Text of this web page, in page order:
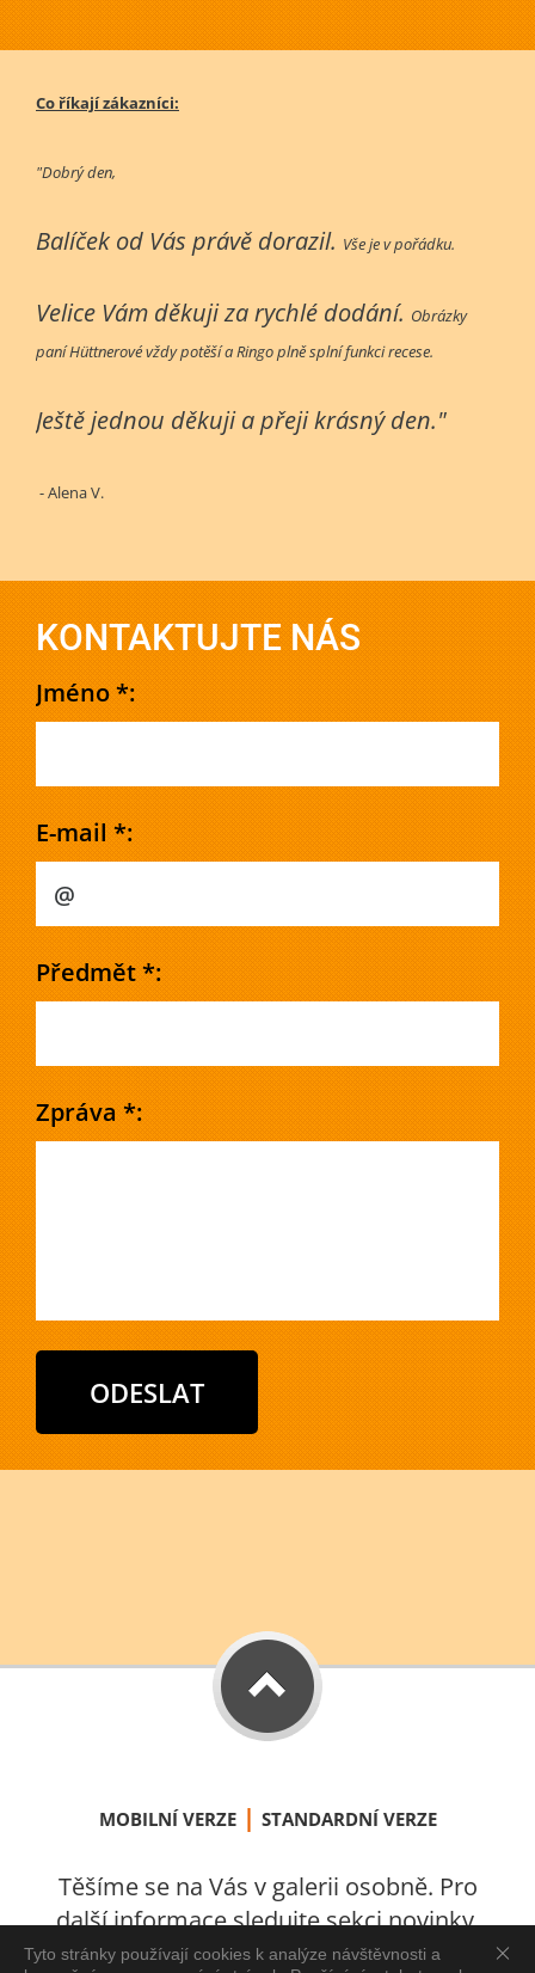
Co říkají zákazníci:
"Dobrý den,
Balíček od Vás právě dorazil. Vše je v pořádku.
Velice Vám děkuji za rychlé dodání. Obrázky
paní Hüttnerové vždy potěší a Ringo plně splní funkci recese.
Ještě jednou děkuji a přeji krásný den."
- Alena V.
KONTAKTUJTE NÁS
Jméno *:
E-mail *:
Předmět *:
Zpráva *:
Tyto stránky používají cookies k analýze návštěvnosti a
MOBILNÍ VERZE | STANDARDNÍ VERZE
Těšíme se na Vás v galerii osobně. Pro
další informace sledujte sekci novinky.
S láskou vytvořeno v Úštěku 2021.